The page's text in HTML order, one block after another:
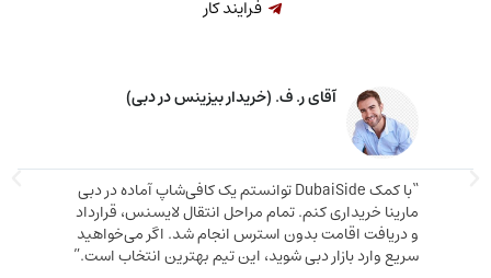
خانم م. ق. (خریدار ملک در دبی)
دقیق و صادقانه‌ای دریافت کردم. ملکی که
هم ارزش بالایی داشت هم باعث شد اقامت
بگیرم. تیم DubaiSide از شروع خرید تا گرفتن ویزا کنار